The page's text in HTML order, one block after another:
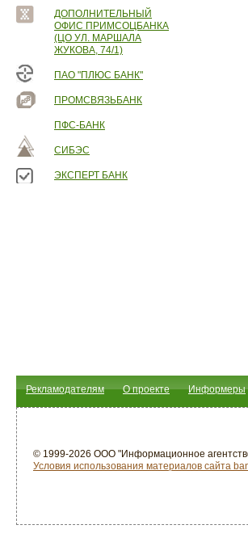
ДОПОЛНИТЕЛЬНЫЙ
ОФИС ПРИМСОЦБАНКА
(ЦО УЛ. МАРШАЛА
ЖУКОВА, 74/1)
ПАО "ПЛЮС БАНК"
ПРОМСВЯЗЬБАНК
ПФС-БАНК
СИБЭС
ЭКСПЕРТ БАНК
Рекламодателям О проекте Информеры
© 1999-2026 ООО "Информационное
Условия использования материалов сайта